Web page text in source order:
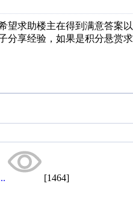
望求助楼主在得到满意答案
分享经验，如果是积分悬赏
[1464]